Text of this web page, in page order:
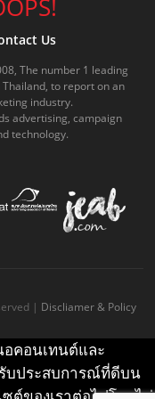
a
g
r
a
.
o
k
.
c
m
Us
The number 1 leading
to report on an
industry.
advertising, campaign
technology.
| Discliamer & Policy
อคอนเทนต์และ
บประสบการณ์ที่ดีบน